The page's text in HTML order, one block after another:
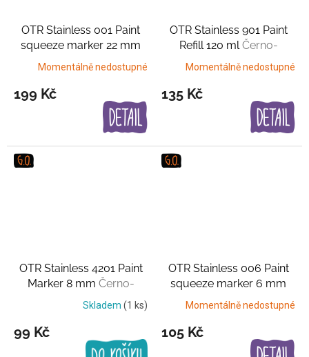
OTR Stainless 001 Paint
squeeze marker 22 mm
Černo-stříbrný
Momentálně nedostupné
199 Kč
OTR Stainless 901 Paint
Refill 120 mlČerno-
stříbrná
Momentálně nedostupné
135 Kč
OTR Stainless 4201 Paint
Marker 8 mm Černo-
stříbrnýSkladem (1 ks)
99 Kč
OTR Stainless 006 Paint
squeeze marker 6 mm
Černo-stříbrná
Momentálně nedostupné
105 Kč